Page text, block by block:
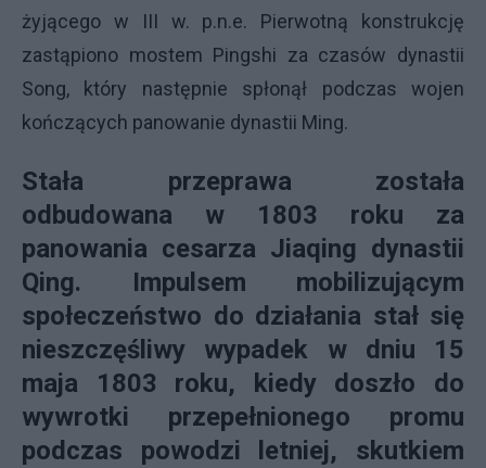
żyjącego w III w. p.n.e. Pierwotną konstrukcję
zastąpiono mostem Pingshi za czasów dynastii
Song, który następnie spłonął podczas wojen
kończących panowanie dynastii Ming.
Stała przeprawa została
odbudowana w 1803 roku za
panowania cesarza Jiaqing dynastii
Qing. Impulsem mobilizującym
społeczeństwo do działania stał się
nieszczęśliwy wypadek w dniu 15
maja 1803 roku, kiedy doszło do
wywrotki przepełnionego promu
podczas powodzi letniej, skutkiem